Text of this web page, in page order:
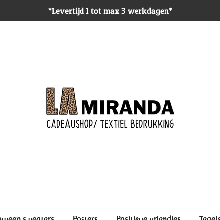
*Levertijd 1 tot max 3 werkdagen*